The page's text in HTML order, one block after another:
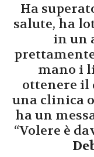
Ha
salute, ha
in un
mano i
ottenere il
una clinica
ha un
“Volere è